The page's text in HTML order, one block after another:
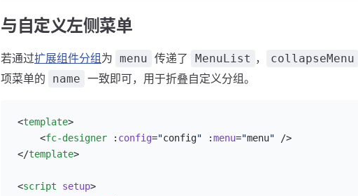
与自定义左侧菜单
若通过扩展组件分组 为 menu 传递了 MenuList ， collapseMenu
项菜单的
name 一致即可，用于折叠自定义分组。
<template>
    <
fc-designer : config="config" :menu="menu" />
</template>
<script setup>